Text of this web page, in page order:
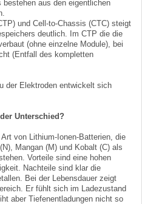
aus den eigentlichen
und Cell-to-Chassis (CTC) steigt
deutlich. Im CTP die die
(ohne einzelne Module), bei
(Entfall des kompletten
der Elektroden entwickelt sich
Unterschied?
von Lithium-Ionen-Batterien, die
Mangan (M) und Kobalt (C) als
Vorteile sind eine hohen
Nachteile sind klar die
Bei der Lebensdauer zeigt
Er fühlt sich im Ladezustand
aber Tiefenentladungen nicht so